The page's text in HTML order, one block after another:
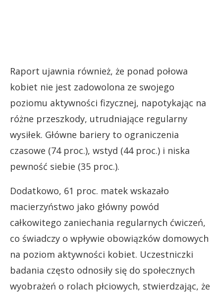
Raport ujawnia również, że ponad połowa
kobiet nie jest zadowolona ze swojego
poziomu aktywności fizycznej, napotykając na
różne przeszkody, utrudniające regularny
wysiłek. Główne bariery to ograniczenia
czasowe (74 proc.), wstyd (44 proc.) i niska
pewność siebie (35 proc.).
Dodatkowo, 61 proc. matek wskazało
macierzyństwo jako główny powód
całkowitego zaniechania regularnych ćwiczeń,
co świadczy o wpływie obowiązków domowych
na poziom aktywności kobiet. Uczestniczki
badania często odnosiły się do społecznych
wyobrażeń o rolach płciowych, stwierdzając, że